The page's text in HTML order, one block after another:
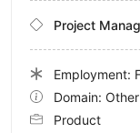
Project
Employment:
Domain: Other
Product